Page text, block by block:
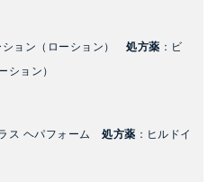
ション（ローション）処方薬 ：ビ
ション）
ラス ヘパフォーム処方薬 ：ヒルドイ